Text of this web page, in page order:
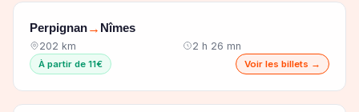
Perpignan→ Nîmes
202 km 2 h 26 mn
À partir de 11€ Voir les billets →